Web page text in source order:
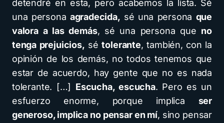
detendré en esta, pero acabemos la lista. Sé
una persona agradecida, sé una persona que
valora a las demás, sé una persona que no
tenga prejuicios, sétolerante, también, con la
opinión de los demás, no todos tenemos que
estar de acuerdo, hay gente que no es nada
tolerante. […] Escucha, escucha. Pero es un
esfuerzo enorme, porque implica ser
generoso, implica no pensar en mí, sino pensar